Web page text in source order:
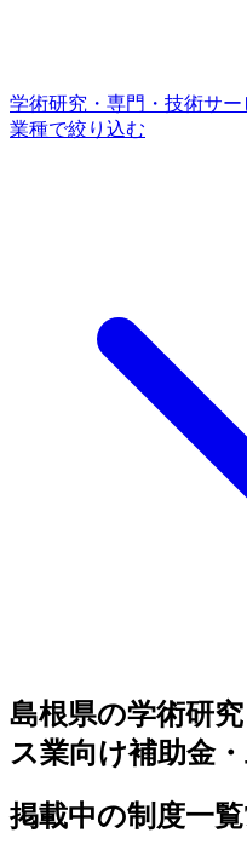
学術研究・専門・技術サー
業種で絞り込む
島根県の学術研
ス業向け補助金
掲載中の制度一覧